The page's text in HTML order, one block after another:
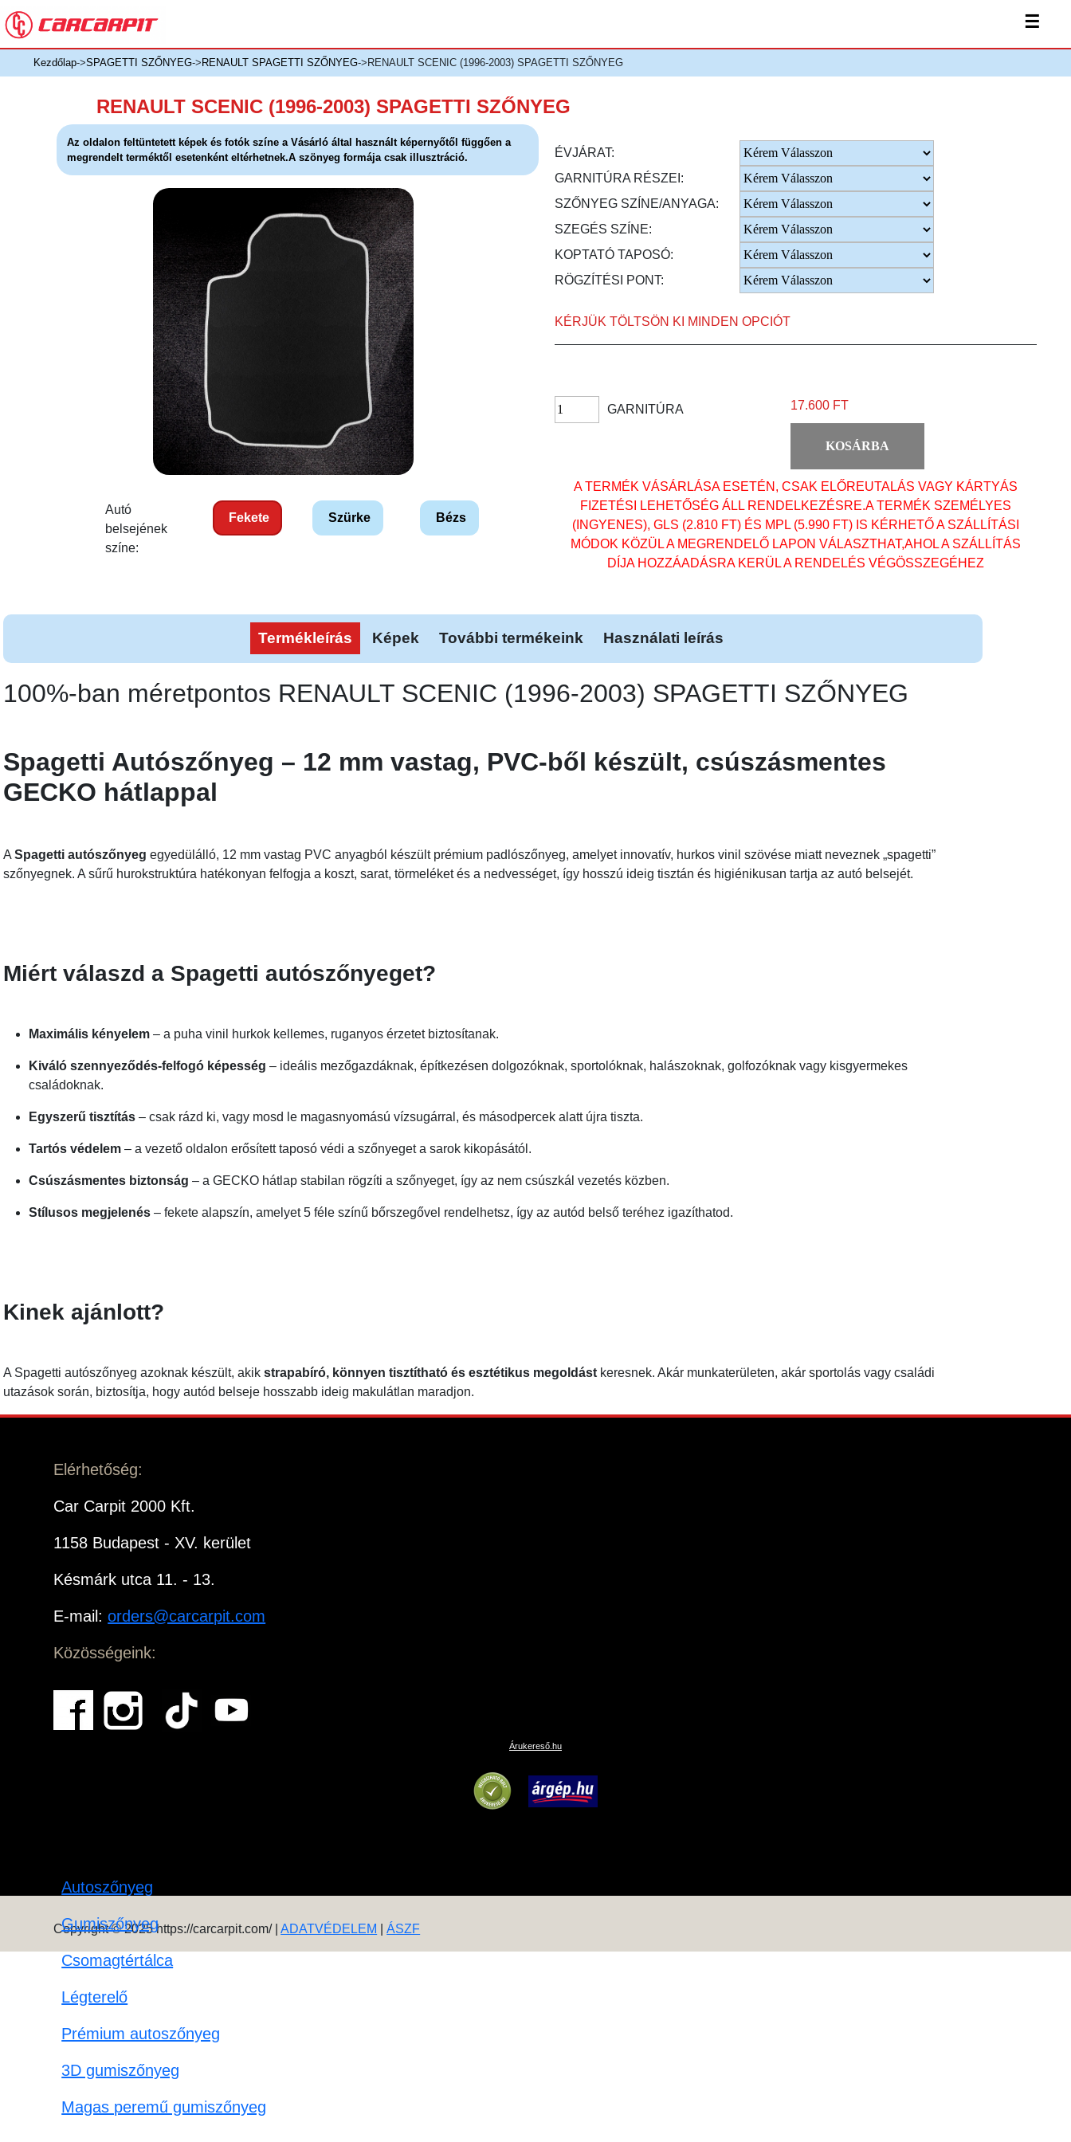
☰
Kezdőlap->SPAGETTI SZŐNYEG-> RENAULT SPAGETTI SZŐNYEG->RENAULT SCENIC (1996-2003) SPAGETTI SZŐNYEG
RENAULT SCENIC (1996-2003) SPAGETTI SZŐNYEG
Az oldalon feltüntetett képek és fotók színe a Vásárló által használt képernyőtől függően a
megrendelt terméktől esetenként eltérhetnek.A szönyeg formája csak illusztráció.
Autó
belsejének
színe:
Fekete Szürke Bézs
ÉVJÁRAT:
GARNITÚRA RÉSZEI:
SZŐNYEG SZÍNE/ANYAGA:
SZEGÉS SZÍNE:
KOPTATÓ TAPOSÓ:
RÖGZÍTÉSI PONT:
KÉRJÜK TÖLTSÖN KI MINDEN OPCIÓT
GARNITÚRA 17.600 FT
KOSÁRBA
A TERMÉK VÁSÁRLÁSA ESETÉN, CSAK ELŐREUTALÁS VAGY KÁRTYÁS
FIZETÉSI LEHETŐSÉG ÁLL RENDELKEZÉSRE.A TERMÉK SZEMÉLYES
(INGYENES), GLS (2.810 FT) ÉS MPL (5.990 FT) IS KÉRHETŐ A SZÁLLÍTÁSI
MÓDOK KÖZÜL A MEGRENDELŐ LAPON VÁLASZTHAT,AHOL A SZÁLLÍTÁS
DÍJA HOZZÁADÁSRA KERÜL A RENDELÉS VÉGÖSSZEGÉHEZ
Termékleírás Képek További termékeink Használati leírás
100%-ban méretpontos RENAULT SCENIC (1996-2003) SPAGETTI SZŐNYEG
Spagetti Autószőnyeg – 12 mm vastag, PVC-ből készült, csúszásmentes
GECKO hátlappal
ASpagetti autószőnyeg egyedülálló, 12 mm vastag PVC anyagból készült prémium padlószőnyeg, amelyet innovatív, hurkos vinil szövése miatt neveznek „spagetti”
szőnyegnek. A sűrű hurokstruktúra hatékonyan felfogja a koszt, sarat, törmeléket és a nedvességet, így hosszú ideig tisztán és higiénikusan tartja az autó belsejét.
Miért válaszd a Spagetti autószőnyeget?
Maximális kényelem – a puha vinil hurkok kellemes, ruganyos érzetet biztosítanak.
Kiváló szennyeződés-felfogó képesség – ideális mezőgazdáknak, építkezésen dolgozóknak, sportolóknak, halászoknak, golfozóknak vagy kisgyermekes
családoknak.
Egyszerű tisztítás – csak rázd ki, vagy mosd le magasnyomású vízsugárral, és másodpercek alatt újra tiszta.
Tartós védelem – a vezető oldalon erősített taposó védi a szőnyeget a sarok kikopásától.
Csúszásmentes biztonság – a GECKO hátlap stabilan rögzíti a szőnyeget, így az nem csúszkál vezetés közben.
Stílusos megjelenés – fekete alapszín, amelyet 5 féle színű bőrszegővel rendelhetsz, így az autód belső teréhez igazíthatod.
Kinek ajánlott?
A Spagetti autószőnyeg azoknak készült, akik strapabíró, könnyen tisztítható és esztétikus megoldástkeresnek. Akár munkaterületen, akár sportolás vagy családi
utazások során, biztosítja, hogy autód belseje hosszabb ideig makulátlan maradjon.
Elérhetőség:
Car Carpit 2000 Kft.
1158 Budapest - XV. kerület
Késmárk utca 11. - 13.
E-mail:orders@carcarpit.com
Közösségeink:
Árukereső.hu
Autoszőnyeg
Gumiszőnyeg
Csomagtértálca
Légterelő
Prémium autoszőnyeg
3D gumiszőnyeg
Magas peremű gumiszőnyeg
Copyright © 2025 https://carcarpit.com/ |ADATVÉDELEM |ÁSZF